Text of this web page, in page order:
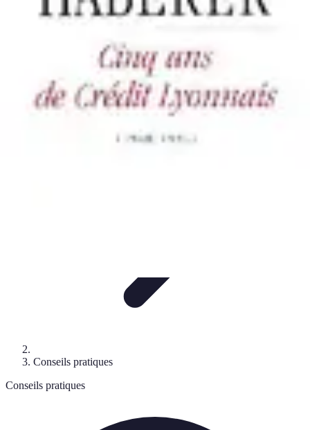
Calculez Votre Rachat
Conseils pratiques
Conseils pratiques